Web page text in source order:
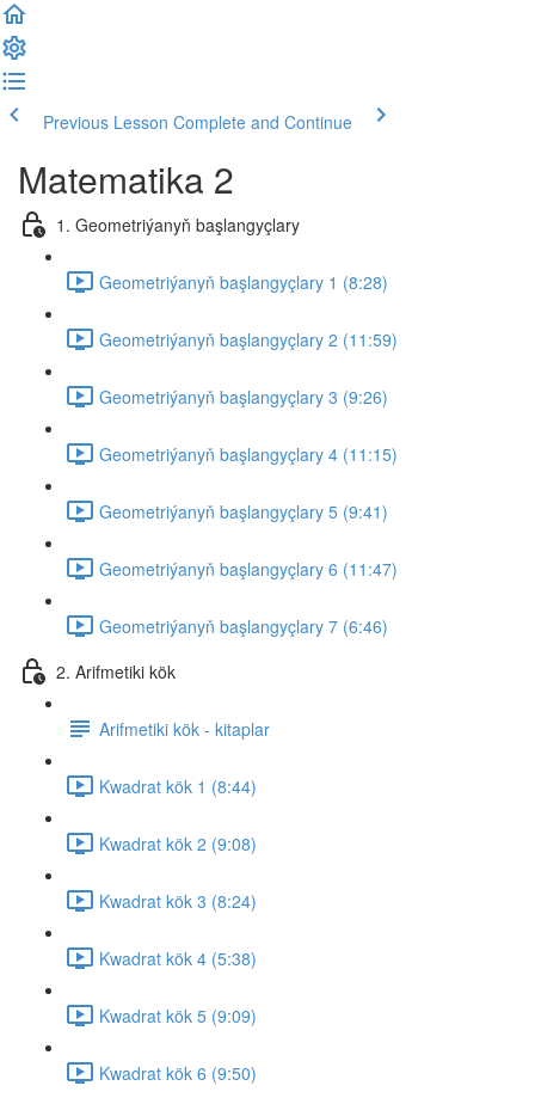
Previous Lesson Complete and Continue
Matematika 2
1. Geometriýanyň başlangyçlary
Geometriýanyň başlangyçlary 1 (8:28)
Geometriýanyň başlangyçlary 2 (11:59)
Geometriýanyň başlangyçlary 3 (9:26)
Geometriýanyň başlangyçlary 4 (11:15)
Geometriýanyň başlangyçlary 5 (9:41)
Geometriýanyň başlangyçlary 6 (11:47)
Geometriýanyň başlangyçlary 7 (6:46)
2. Arifmetiki kök
Arifmetiki kök - kitaplar
Kwadrat kök 1 (8:44)
Kwadrat kök 2 (9:08)
Kwadrat kök 3 (8:24)
Kwadrat kök 4 (5:38)
Kwadrat kök 5 (9:09)
Kwadrat kök 6 (9:50)